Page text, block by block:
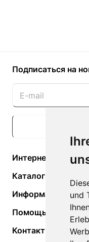
und
Подписаться на
Интернет-магазин
Каталог
Информация
Помощь
Контакты